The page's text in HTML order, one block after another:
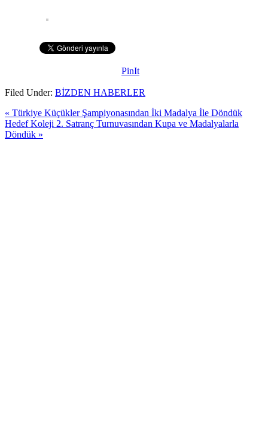
PinIt
Filed Under: BİZDEN HABERLER
« Türkiye Küçükler Şampiyonasından İki Madalya İle Döndük
Hedef Koleji 2. Satranç Turnuvasından Kupa ve Madalyalarla
Döndük »